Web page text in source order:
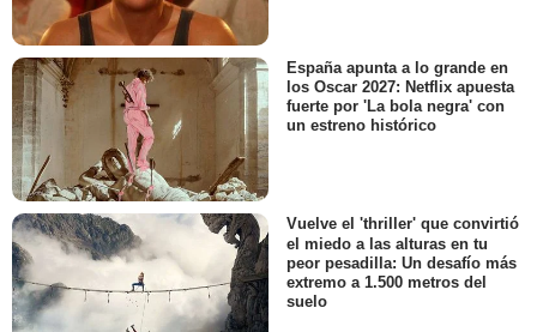
España apunta a lo grande en
los Oscar 2027: Netflix apuesta
fuerte por 'La bola negra' con
un estreno histórico
Vuelve el 'thriller' que convirtió
el miedo a las alturas en tu
peor pesadilla: Un desafío más
extremo a 1.500 metros del
suelo